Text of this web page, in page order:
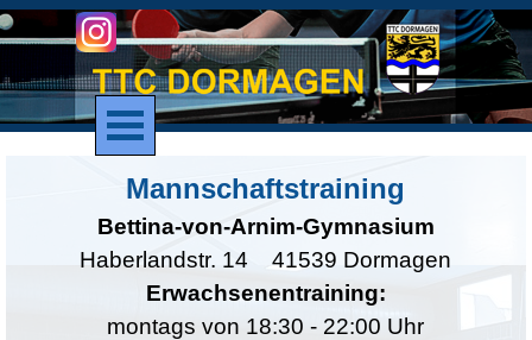
Direkt zum Seiteninhalt
Menü überspringen
Mannschaftstraining
Bettina-von-Arnim-Gymnasium
Haberlandstr. 1441539 Dormagen
Erwachsenentraining:
montags von 18:30 - 22:00 Uhr